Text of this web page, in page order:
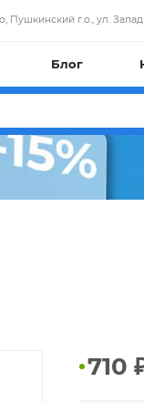
Пушкинский г.о., ул.
Блог
710